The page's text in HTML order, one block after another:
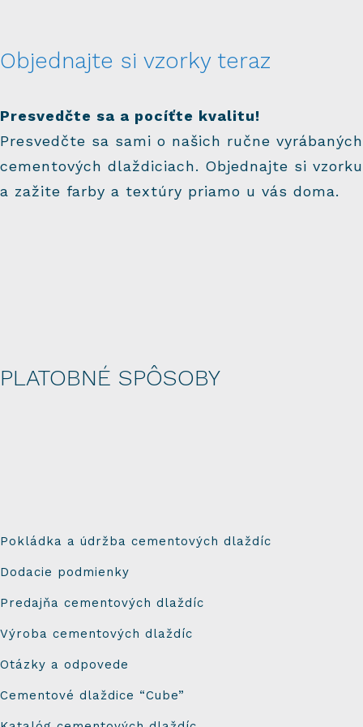
Pokládka a údržba cementových dlaždíc
Dodacie podmienky
Predajňa cementových dlaždíc
Výroba cementových dlaždíc
Otázky a odpovede
Cementové dlaždice “Cube”
Objednajte si vzorky teraz
Presvedčte sa a pocíťte kvalitu!
Presvedčte sa sami o našich ručne vyrábaných
cementových dlaždiciach. Objednajte si vzorku
a zažite farby a textúry priamo u vás doma.
PLATOBNÉ SPÔSOBY